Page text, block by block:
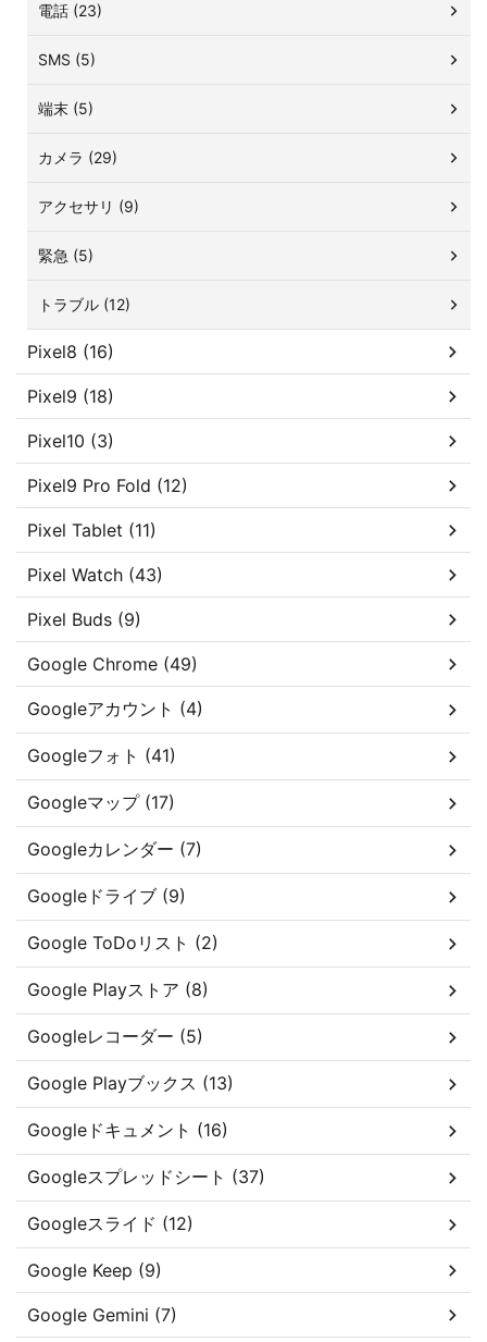
電話 (23)
SMS (5)
端末 (5)
カメラ (29)
アクセサリ (9)
緊急 (5)
トラブル (12)
Pixel8 (16)
Pixel9 (18)
Pixel10 (3)
Pixel9 Pro Fold (12)
Pixel Tablet (11)
Pixel Watch (43)
Pixel Buds (9)
Google Chrome (49)
Googleアカウント (4)
Googleフォト (41)
Googleマップ (17)
Googleカレンダー (7)
Googleドライブ (9)
Google ToDoリスト (2)
Google Playストア (8)
Googleレコーダー (5)
Google Playブックス (13)
Googleドキュメント (16)
Googleスプレッドシート (37)
Googleスライド (12)
Google Keep (9)
Google Gemini (7)